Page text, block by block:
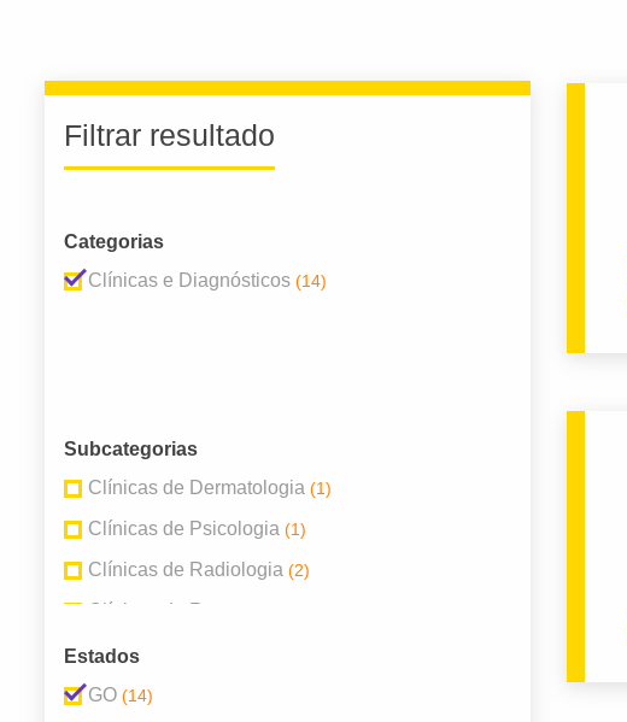
Filtrar resultado
Categorias
Clínicas e Diagnósticos (14)
Subcategorias
Clínicas de Dermatologia (1)
Clínicas de Psicologia (1)
Clínicas de Radiologia (2)
Clínicas de Repouso
Clínicas e Centros de Diagnóstico
Clínicas Médicas
Estados
GO (14)